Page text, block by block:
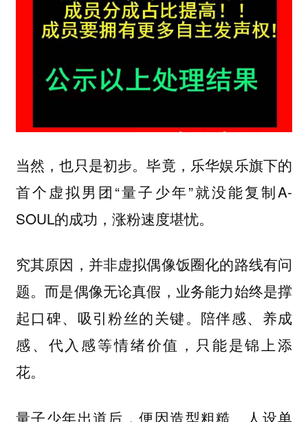
当然，也只是初步。毕竟，乐华娱乐旗下的
首个虚拟男团“量子少年”就没能复制A-
SOUL的成功，涨粉速度堪忧。
究其原因，并非虚拟偶像饭圈化的路线有问
题。而是偶像无论真假，业务能力始终是撑
起口碑、吸引粉丝的关键。陪伴感、养成
感、代入感等情绪价值，只能是锦上添
花。
量子少年出道后，便因造型粗糙、人设单